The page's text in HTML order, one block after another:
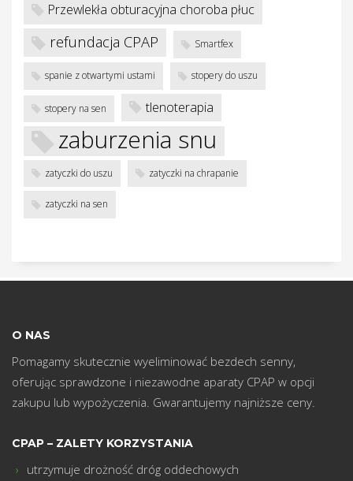
Przewlekła obturacyjna choroba płuc
refundacja CPAP Smartfex
spanie z otwartymi ustami stopery do uszu
stopery na sen tlenoterapia
zaburzenia snu
zatyczki do uszu zatyczki na chrapanie
zatyczki na sen
O NAS
Pomagamy skutecznie wyeliminować bezdech senny,
oferując sprawdzone i niezawodne aparaty CPAP w opcji
zakupu lub wypożyczenia. Gwarantujemy najniższe ceny.
CPAP – ZALETY KORZYSTANIA
utrzymuje drożność dróg oddechowych